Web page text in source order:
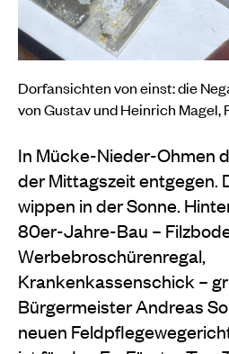
Dorfansichten von einst: die
von Gustav und Heinrich Magel,
In Mücke-Nieder-Ohmen
der Mittagszeit entgegen.
wippen in der Sonne.
80er-Jahre-Bau –
Werbebroschürenregal,
Krankenkassenschick –
Bürgermeister Andreas
neuen